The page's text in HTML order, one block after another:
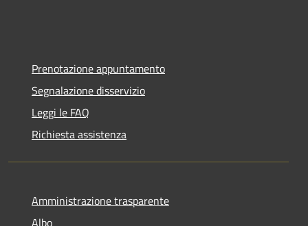
Prenotazione appuntamento
Segnalazione disservizio
Leggi le FAQ
Richiesta assistenza
Amministrazione trasparente
Albo